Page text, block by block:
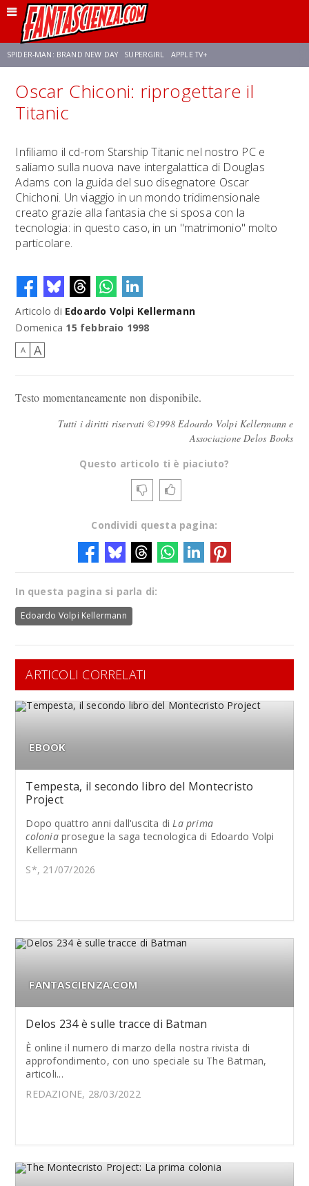
SPIDER-MAN: BRAND NEW DAY SUPERGIRL APPLE TV+
FRANCO RICCIARDIELLO ZENDAYA STAR TREK AVENGERS: DOOMSDAY
Oscar Chiconi: riprogettare il
Titanic
Infiliamo il cd-rom Starship Titanic nel nostro PC e
saliamo sulla nuova nave intergalattica di Douglas
Adams con la guida del suo disegnatore Oscar
Chichoni. Un viaggio in un mondo tridimensionale
creato grazie alla fantasia che si sposa con la
tecnologia: in questo caso, in un "matrimonio" molto
particolare.
Articolo di Edoardo Volpi Kellermann
Domenica 15 febbraio 1998
A A
Testo momentaneamente non disponibile.
Tutti i diritti riservati ©1998 Edoardo Volpi Kellermann e
Associazione Delos Books
Questo articolo ti è piaciuto?
Condividi questa pagina:
In questa pagina si parla di:
Edoardo Volpi Kellermann
ARTICOLI CORRELATI
EBOOK
Tempesta, il secondo libro del Montecristo
Project
Dopo quattro anni dall'uscita diLa prima
coloniaprosegue la saga tecnologica di Edoardo Volpi
Kellermann
S*, 21/07/2026
FANTASCIENZA.COM
Delos 234 è sulle tracce di Batman
È online il numero di marzo della nostra rivista di
approfondimento, con uno speciale su The Batman,
articoli...
REDAZIONE, 28/03/2022